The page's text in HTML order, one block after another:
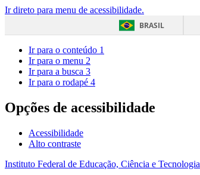
Ir direto para menu de acessibilidade.
BRASIL
Ir para o conteúdo 1
Ir para o menu 2
Ir para a busca 3
Ir para o rodapé 4
Opções de acessibilidade
Acessibilidade
Alto contraste
Instituto Federal de Educação, Ciência e Tecnologia